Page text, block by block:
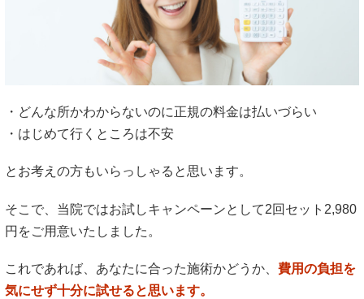
・どんな所かわからないのに正規の料金は払いづらい
・はじめて行くところは不安
とお考えの方もいらっしゃると思います。
そこで、当院ではお試しキャンペーンとして2回セット2,980
円をご用意いたしました。
これであれば、あなたに合った施術かどうか、 費用の負担を
気にせず十分に試せると思います。